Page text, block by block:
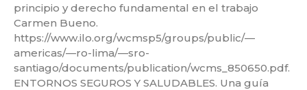
principio y derecho fundamental en el trabajo
Carmen Bueno.
https://www.ilo.org/wcmsp5/groups/public/—
americas/—ro-lima/—sro-
santiago/documents/publication/wcms_850650.pdf.
ENTORNOS SEGUROS Y SALUDABLES. Una guía